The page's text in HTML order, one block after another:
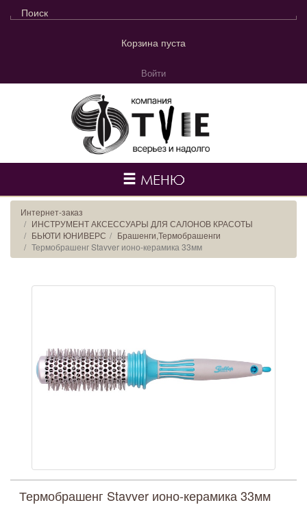
Корзина пуста
Войти
МЕНЮ
Интернет-заказ
ИНСТРУМЕНТ АКСЕССУАРЫ ДЛЯ САЛОНОВ КРАСОТЫ
БЬЮТИ ЮНИВЕРС
Брашенги,Термобрашенги
Термобрашенг Stavver ионо-керамика 33мм
Термобрашенг Stavver ионо-керамика 33мм